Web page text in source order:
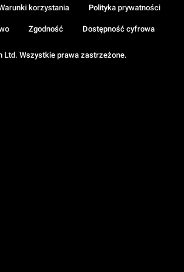
Ltd. Wszystkie prawa zastrzeżone.
korzystania Polityka prywatności
Zgodność Dostępność cyfrowa